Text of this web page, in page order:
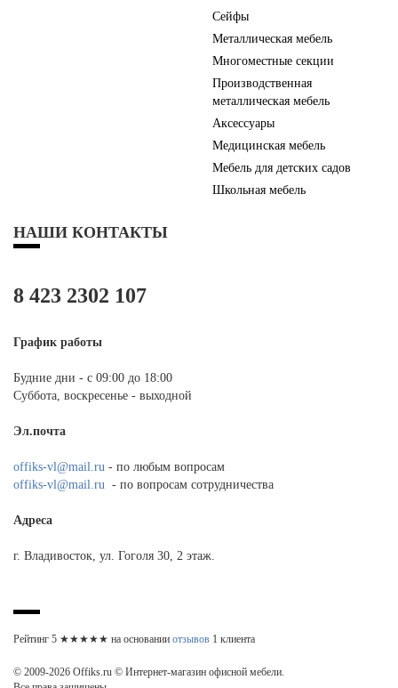
Сейфы
Металлическая мебель
Многоместные секции
Производственная
металлическая мебель
Аксессуары
Медицинская мебель
Мебель для детских садов
Школьная мебель
НАШИ КОНТАКТЫ
8 423 2302 107
График работы
Будние дни - с 09:00 до 18:00
Суббота, воскресенье - выходной
Эл.почта
offiks-vl@mail.ru - по любым вопросам
offiks-vl@mail.ru - по вопросам сотрудничества
Адреса
г. Владивосток, ул. Гоголя 30, 2 этаж.
Рейтинг 5 ★★★★★ на основании отзывов 1 клиента
© 2009-2026 Offiks.ru © Интернет-магазин офисной мебели.